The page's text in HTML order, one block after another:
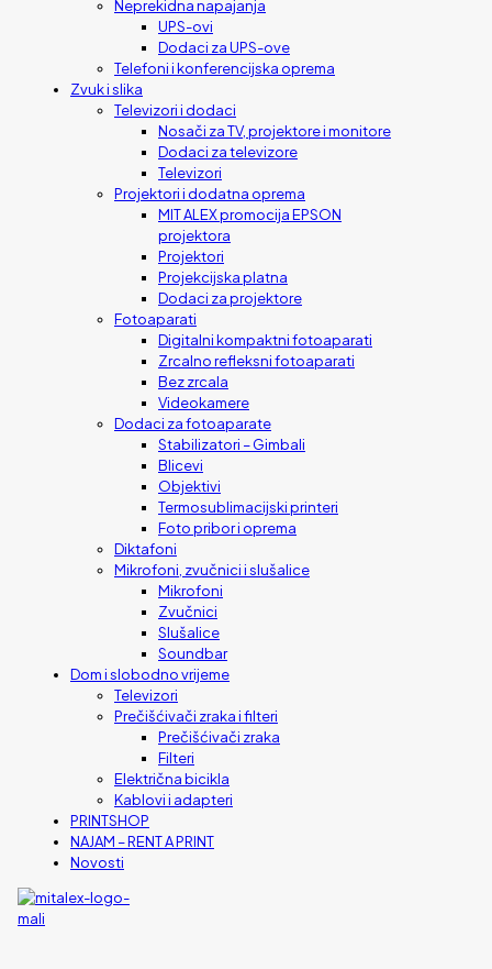
Neprekidna napajanja
UPS-ovi
Dodaci za UPS-ove
Telefoni i konferencijska oprema
Zvuk i slika
Televizori i dodaci
Nosači za TV, projektore i monitore
Dodaci za televizore
Televizori
Projektori i dodatna oprema
MIT ALEX promocija EPSON
projektora
Projektori
Projekcijska platna
Dodaci za projektore
Fotoaparati
Digitalni kompaktni fotoaparati
Zrcalno refleksni fotoaparati
Bez zrcala
Videokamere
Dodaci za fotoaparate
Stabilizatori – Gimbali
Blicevi
Objektivi
Termosublimacijski printeri
Foto pribor i oprema
Diktafoni
Mikrofoni, zvučnici i slušalice
Mikrofoni
Zvučnici
Slušalice
Soundbar
Dom i slobodno vrijeme
Televizori
Prečišćivači zraka i filteri
Prečišćivači zraka
Filteri
Električna bicikla
Kablovi i adapteri
PRINTSHOP
NAJAM – RENT A PRINT
Novosti